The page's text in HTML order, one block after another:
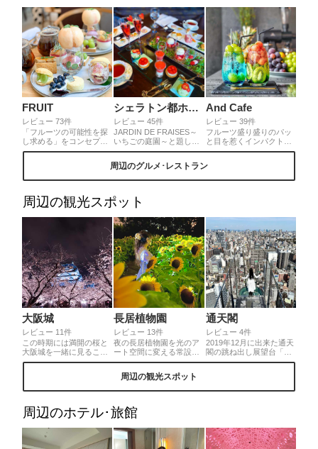
FRUIT
レビュー 73件
「フルーツの可能性を探
し求める」をコンセプト
としているhanafruさん。
と一個の桃🍑！インパク
リです👍✨他のスイーツ
もフルーツがたくさん使
シェラトン都ホテル大阪 ゆう
レビュー 45件
JARDIN DE FRAISES～
いちごの庭園～と題した
アフタヌーンティーがか
わいすぎます。名前の通
り庭園のような緑いっぱ
いの中にかわいいスイー
イボリーも多めなので口
が甘甘になることもなく
ます。スイーツも甘いの
からさっぱりのまであっ
て飽きずに楽しめます
よ。
And Cafe
レビュー 39件
フルーツ盛り盛りのパッ
と目を惹くインパクト大
のソーダ。その名も『マ
『すいかなソーダ』。店
主さんのセンス抜群のオ
周辺のグルメ･レストラン
周辺の観光スポット
大阪城
レビュー 11件
この時期には満開の桜と
大阪城を一緒に見ること
ができます。また今年は
いライトアップと一緒に
夜桜だけでも素晴らしい
景色がより素晴らしく見
は見頃です。よかったら
どうですか？
長居植物園
レビュー 13件
夜の長居植物園を光のア
ート空間に変える常設展
✨ 期間限定・ひまわり畑
の作品も同日公開開始💕
🌻 夜のひまわり畑も見れ
ちゃう！ ひまわりは8／7
今回は夜のひまわり畑を
post✨ なんとも幻想的！
ます。 俄雨が降りそれも
また幻想的でした。
通天閣
レビュー 4件
2019年12月に出来た通天
閣の跳ね出し展望台「TIP
THE TSUTENKAKU」 地
揺れも風も体感出来る造
台料金(900円) ※ 跳ね出
し展望台(＋300円)
周辺の観光スポット
周辺のホテル･旅館